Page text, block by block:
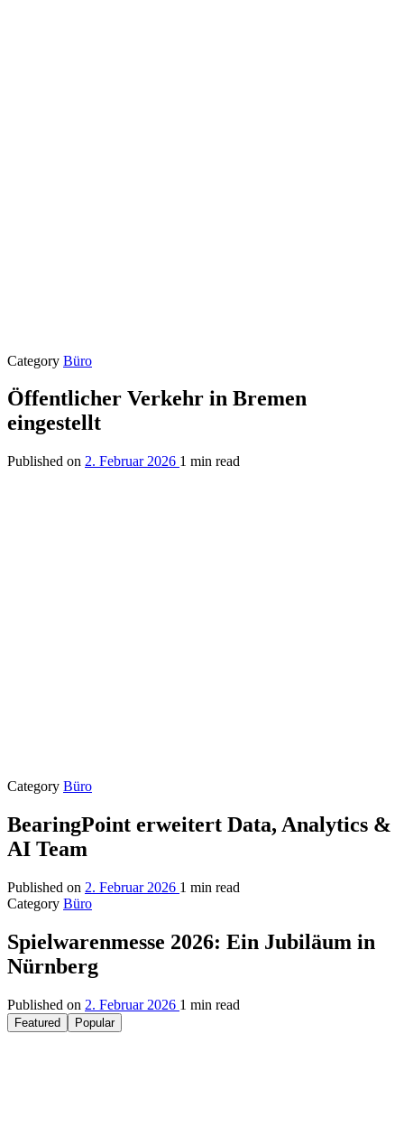
Category Büro
Öffentlicher Verkehr in Bremen
eingestellt
Published on 2. Februar 2026 1 min read
Category Büro
BearingPoint erweitert Data, Analytics &
AI Team
Published on 2. Februar 2026 1 min read
Category Büro
Spielwarenmesse 2026: Ein Jubiläum in
Nürnberg
Published on 2. Februar 2026 1 min read
Featured Popular